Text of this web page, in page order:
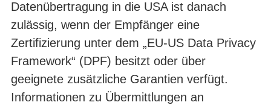
Datenübertragung in die USA ist danach
zulässig, wenn der Empfänger eine
Zertifizierung unter dem „EU-US Data Privacy
Framework“ (DPF) besitzt oder über
geeignete zusätzliche Garantien verfügt.
Informationen zu Übermittlungen an